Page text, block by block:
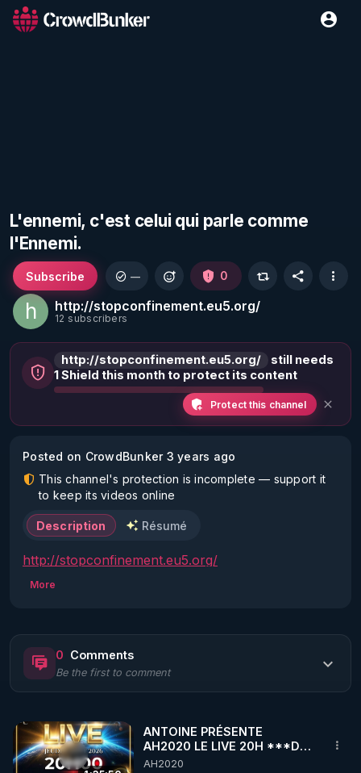
L'ennemi, c'est celui qui parle comme
l'Ennemi.
h http://stopconfinement.eu5.org/
12 subscribers
Subscribe — 0
http://stopconfinement.eu5.org/
still needs
1 Shield this month to protect its content
Protect this channel
Posted on CrowdBunker 3 years ago
This channel's protection is incomplete — support it
to keep its videos online
Description Résumé
http://stopconfinement.eu5.org/
More
0 Comments
Be the first to comment
ANTOINE PRÉSENTE
AH2020 LE LIVE 20H ***DU
06/08/2026***
AH2020